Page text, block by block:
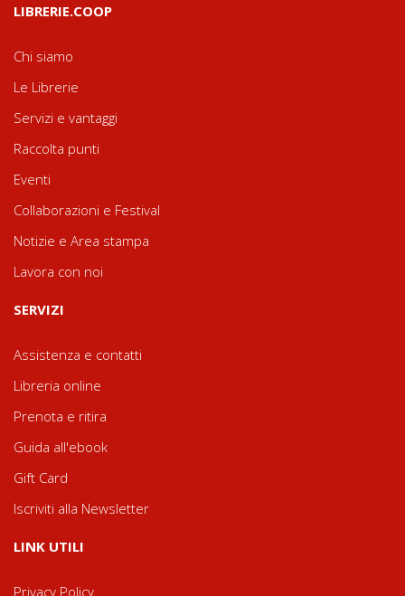
LIBRERIE.COOP
Chi siamo
Le Librerie
Servizi e vantaggi
Raccolta punti
Eventi
Collaborazioni e Festival
Notizie e Area stampa
Lavora con noi
SERVIZI
Assistenza e contatti
Libreria online
Prenota e ritira
Guida all'ebook
Gift Card
Iscriviti alla Newsletter
LINK UTILI
Privacy Policy